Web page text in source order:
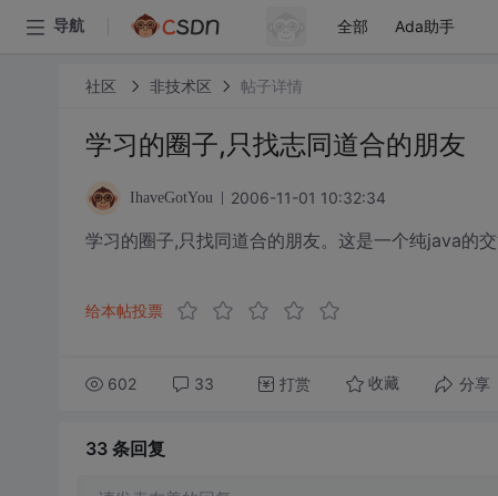
导航 全部 Ada助手
社区 非技术区 帖子详情
学习的圈子,只找志同道合的朋友
IhaveGotYou 2006-11-01 10:32:34
学习的圈子,只找同道合的朋友。这是一个纯java的
给本帖投票
602 33 打赏 收藏 分享
33 条回复